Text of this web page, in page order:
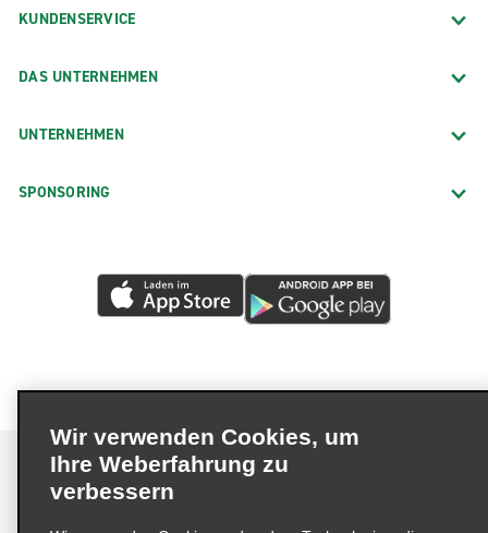
KUNDENSERVICE
DAS UNTERNEHMEN
UNTERNEHMEN
SPONSORING
Wir verwenden Cookies, um
Ihre Weberfahrung zu
verbessern